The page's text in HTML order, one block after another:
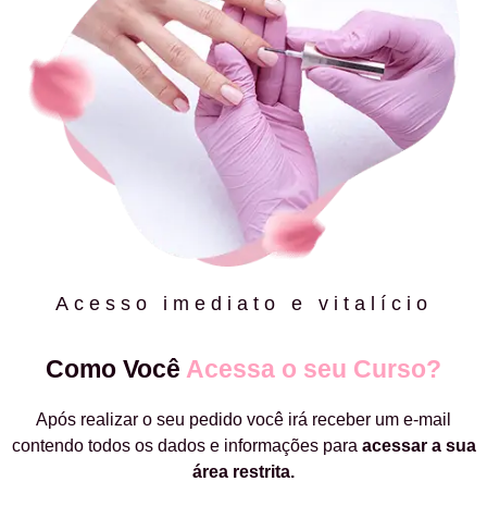
Acesso imediato e vitalício
Como Você Acessa o seu Curso?
Após realizar o seu pedido você irá receber um e-mail
contendo todos os dados e informações para acessar a sua
área restrita.